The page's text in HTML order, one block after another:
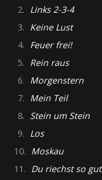
2. Links 2-3-4
3. Keine Lust
4. Feuer frei!
5. Rein raus
6. Morgenstern
7. Mein Teil
8. Stein um Stein
9. Los
10. Moskau
11. Du riechst so gut